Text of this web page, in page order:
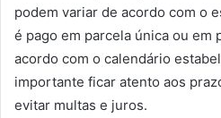
podem variar de acordo com o
é pago em parcela única ou em
acordo com o calendário
importante ficar atento aos
evitar multas e juros.